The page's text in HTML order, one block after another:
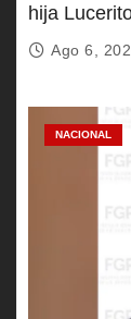
hija
Ago 6,
NACIONAL